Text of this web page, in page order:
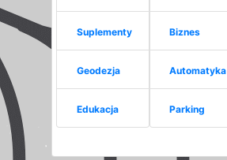
Suplementy
Geodezja
Edukacja
Biznes
Automatyka
Parking